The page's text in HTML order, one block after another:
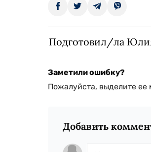
Подготовил/ла
Заметили ошибку?
Пожалуйста, выделите
Добавить